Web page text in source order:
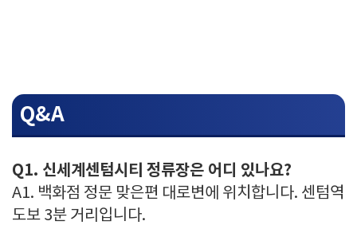
Q&A
Q1. 신세계센텀시티 정류장은 어디 있나요?
A1. 백화점 정문 맞은편 대로변에 위치합니다. 센텀역
도보 3분 거리입니다.